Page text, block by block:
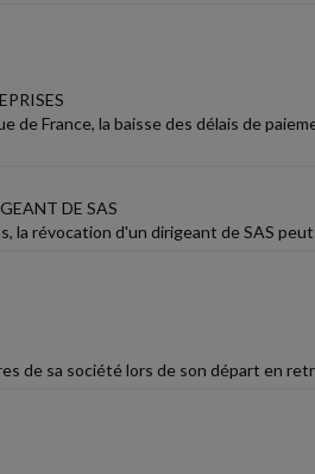
de France, la baisse des délais de
DE SAS
la révocation d'un dirigeant de SAS
de sa société lors de son départ en